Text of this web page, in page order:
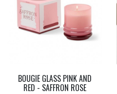
BOUGIE GLASS PINK AND
RED - SAFFRON ROSE